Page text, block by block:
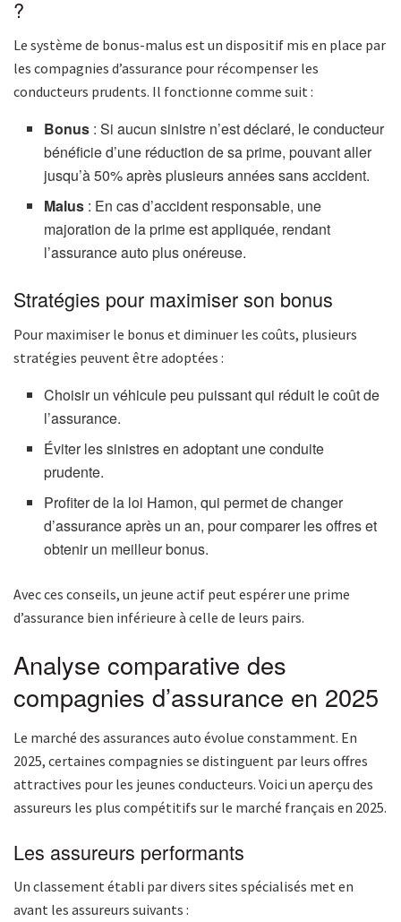
?
Le système de bonus-malus est un dispositif mis en place par
les compagnies d’assurance pour récompenser les
conducteurs prudents. Il fonctionne comme suit :
Bonus : Si aucun sinistre n’est déclaré, le conducteur
bénéficie d’une réduction de sa prime, pouvant aller
jusqu’à 50% après plusieurs années sans accident.
Malus : En cas d’accident responsable, une
majoration de la prime est appliquée, rendant
l’assurance auto plus onéreuse.
Stratégies pour maximiser son bonus
Pour maximiser le bonus et diminuer les coûts, plusieurs
stratégies peuvent être adoptées :
Choisir un véhicule peu puissant qui réduit le coût de
l’assurance.
Éviter les sinistres en adoptant une conduite
prudente.
Profiter de la loi Hamon, qui permet de changer
d’assurance après un an, pour comparer les offres et
obtenir un meilleur bonus.
Avec ces conseils, un jeune actif peut espérer une prime
d’assurance bien inférieure à celle de leurs pairs.
Analyse comparative des
compagnies d’assurance en 2025
Le marché des assurances auto évolue constamment. En
2025, certaines compagnies se distinguent par leurs offres
attractives pour les jeunes conducteurs. Voici un aperçu des
assureurs les plus compétitifs sur le marché français en 2025.
Les assureurs performants
Un classement établi par divers sites spécialisés met en
avant les assureurs suivants :